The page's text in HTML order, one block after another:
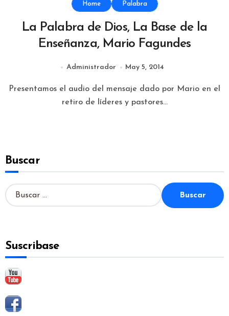
Home Palabra
La Palabra de Dios, La Base de la
Enseñanza, Mario Fagundes
Administrador May 5, 2014
Presentamos el audio del mensaje dado por Mario en el
retiro de líderes y pastores...
Buscar
B
u
r
:
Suscribase